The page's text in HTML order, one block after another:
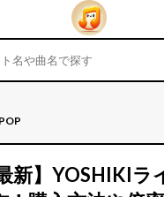
新】YOSHIKIラ